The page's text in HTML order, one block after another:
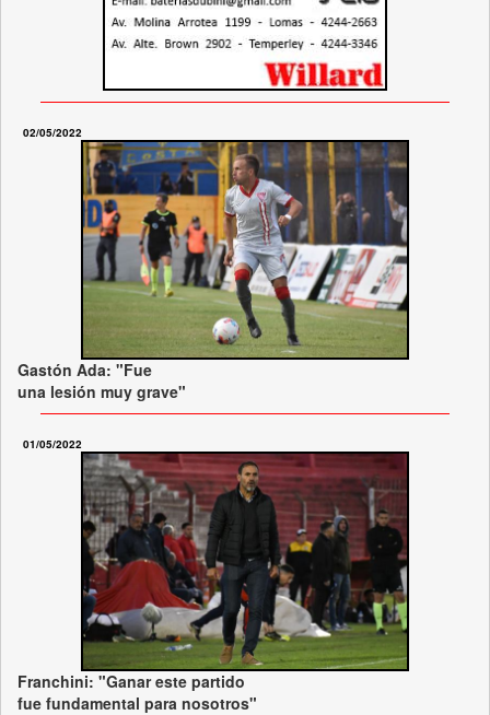
02/05/2022
Gastón Ada: "Fue
una lesión muy grave"
01/05/2022
Franchini: "Ganar este partido
fue fundamental para nosotros"